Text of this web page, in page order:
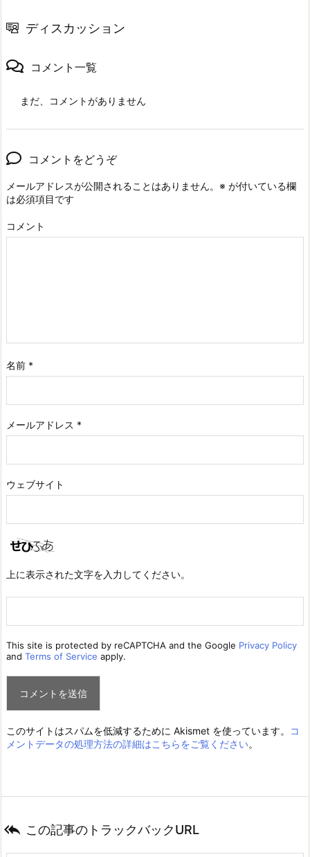
ディスカッション
コメント一覧
まだ、コメントがありません
コメントをどうぞ
メールアドレスが公開されることはありません。 ※ が付いている欄
は必須項目です
コメント
名前 *
メールアドレス *
ウェブサイト
上に表示された文字を入力してください。
This site is protected by reCAPTCHA and the Google Privacy Policy
and Terms of Service apply.
このサイトはスパムを低減するために Akismet を使っています。
コ
メントデータの処理方法の詳細はこちらをご覧ください。
 この記事のトラックバックURL